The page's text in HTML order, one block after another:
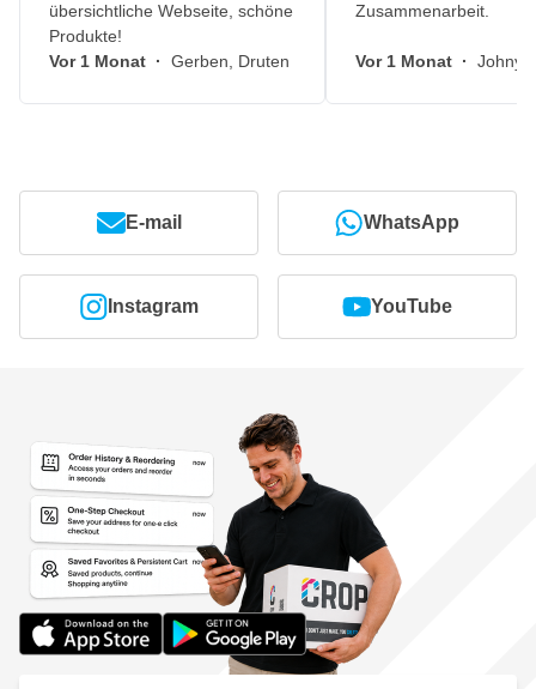
übersichtliche Webseite, schöne
Produkte!
Vor 1 Monat · Gerben, Druten
Zusammenarbeit.
Vor 1 Monat · Johny,
E-mail WhatsApp
Instagram YouTube